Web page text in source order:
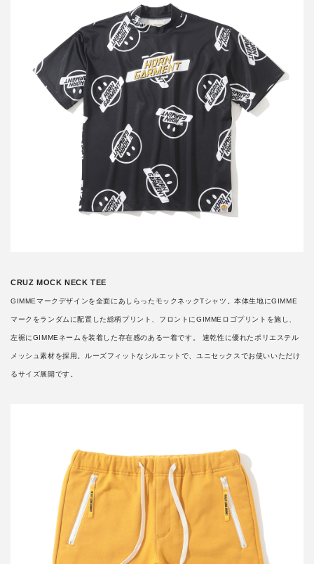
CRUZ MOCK NECK TEE
GIMMEマークデザインを全面にあしらったモックネックTシャツ。本体生地にGIMME
マークをランダムに配置した総柄プリント、フロントにGIMMEロゴプリントを施し、
左裾にGIMMEネームを装着した存在感のある一着です。 速乾性に優れたポリエステル
メッシュ素材を採用。ルーズフィットなシルエットで、ユニセックスでお使いいただけ
るサイズ展開です。